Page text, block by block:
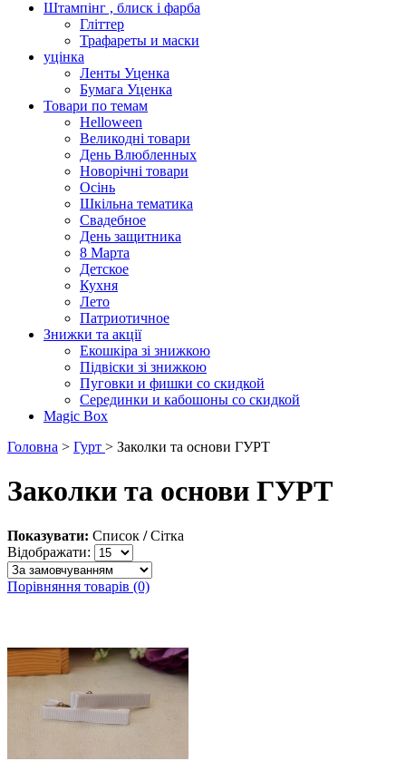
Штампінг , блиск і фарба
Гліттер
Трафареты и маски
уцінка
Ленты Уценка
Бумага Уценка
Товари по темам
Helloween
Великодні товари
День Влюбленных
Новорічні товари
Осінь
Шкільна тематика
Свадебное
День защитника
8 Марта
Детское
Кухня
Лето
Патриотичное
Знижки та акції
Екошкіра зі знижкою
Підвіски зі знижкою
Пуговки и фишки со скидкой
Серединки и кабошоны со скидкой
Magic Box
Головна > Гурт > Заколки та основи ГУРТ
Заколки та основи ГУРТ
Показувати: Список / Сітка
Відображати:
Порівняння товарів (0)